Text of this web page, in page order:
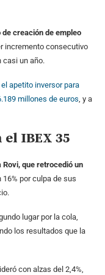
de creación de empleo
incremento consecutivo
casi un año.
apetito inversor para
millones de euros, y a
IBEX 35
Rovi, que retrocedió un
por culpa de sus
lugar por la cola,
los resultados que la
con alzas del 2,4%,